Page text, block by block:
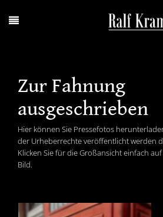
Zur Fahnung
ausgeschrieben
Hier können Sie Pressefotos
der Urheberrechte veröffentlicht werden
Klicken Sie für die Großansicht einfach
Bild.